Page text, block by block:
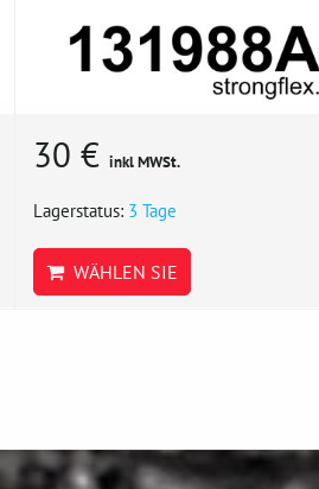
30 € inkl MWSt.
Lagerstatus: 3 Tage
WÄHLEN SIE